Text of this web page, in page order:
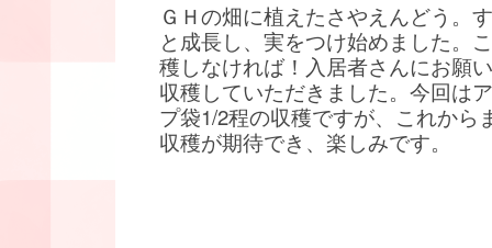
ＧＨの畑に植えたさやえんどう。
と成長し、実をつけ始めました。
穫しなければ！入居者さんにお願
収穫していただきました。今回は
プ袋1/2程の収穫ですが、これから
収穫が期待でき、楽しみです。